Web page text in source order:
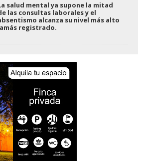
salud mental ya supone la mitad
las consultas laborales y el
alcanza su nivel más alto
registrado.